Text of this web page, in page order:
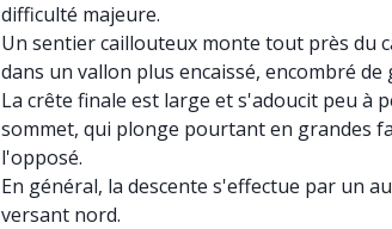
difficulté majeure.
Un sentier caillouteux monte tout près du
dans un vallon plus encaissé, encombré de
La crête finale est large et s'adoucit peu à
sommet, qui plonge pourtant en grandes
l'opposé.
En général, la descente s'effectue par un
versant nord.